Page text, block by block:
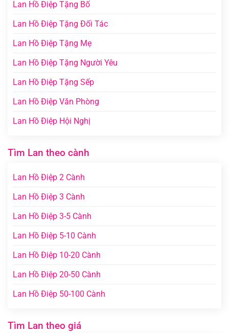
Lan Hồ Điệp Tặng Bố
Lan Hồ Điệp Tặng Đối Tác
Lan Hồ Điệp Tặng Mẹ
Lan Hồ Điệp Tặng Người Yêu
Lan Hồ Điệp Tặng Sếp
Lan Hồ Điệp Văn Phòng
Lan Hồ Điệp Hội Nghị
Tìm Lan theo cành
Lan Hồ Điệp 2 Cành
Lan Hồ Điệp 3 Cành
Lan Hồ Điệp 3-5 Cành
Lan Hồ Điệp 5-10 Cành
Lan Hồ Điệp 10-20 Cành
Lan Hồ Điệp 20-50 Cành
Lan Hồ Điệp 50-100 Cành
Tìm Lan theo giá